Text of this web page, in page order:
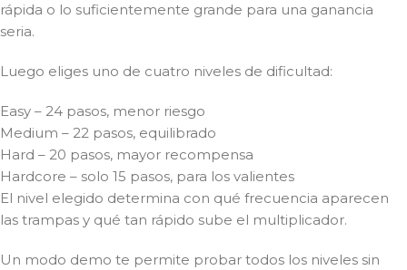
rápida o lo suficientemente grande para una ganancia
seria.
Luego eliges uno de cuatro niveles de dificultad:
Easy – 24 pasos, menor riesgo
Medium – 22 pasos, equilibrado
Hard – 20 pasos, mayor recompensa
Hardcore – solo 15 pasos, para los valientes
El nivel elegido determina con qué frecuencia aparecen
las trampas y qué tan rápido sube el multiplicador.
Un modo demo te permite probar todos los niveles sin